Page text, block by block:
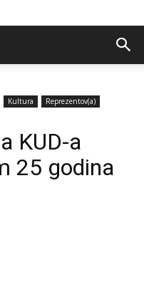
Kultura
Reprezentov(a)
KUD-a
25 godina